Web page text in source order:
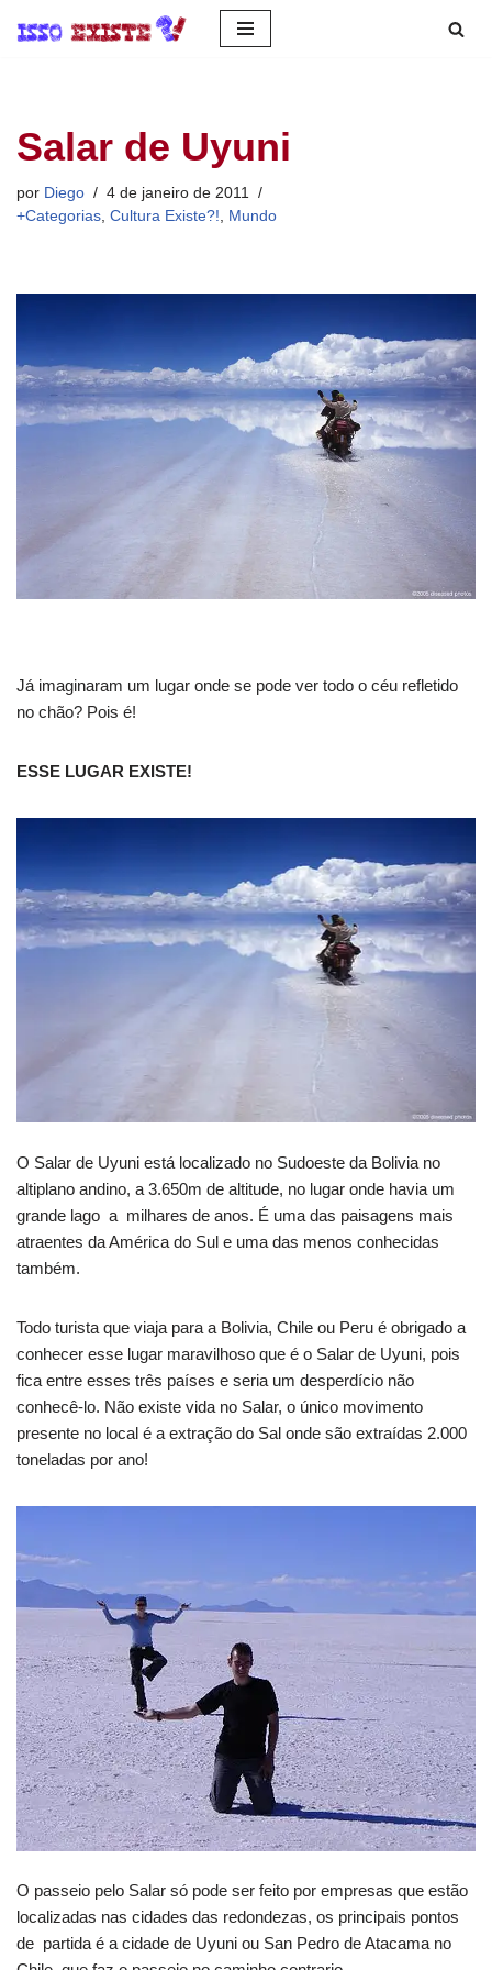
conteúdo
Salar de Uyuni
por Diego
4 de janeiro de 2011
+Categorias, Cultura Existe?!, Mundo
Já imaginaram um lugar onde se pode ver todo o céu refletido
no chão? Pois é!
ESSE LUGAR EXISTE!
O Salar de Uyuni está localizado no Sudoeste da Bolivia no
altiplano andino, a 3.650m de altitude, no lugar onde havia um
grande lago a milhares de anos. É uma das paisagens mais
atraentes da América do Sul e uma das menos conhecidas
também.
Todo turista que viaja para a Bolivia, Chile ou Peru é obrigado a
conhecer esse lugar maravilhoso que é o Salar de Uyuni, pois
fica entre esses três países e seria um desperdício não
conhecê-lo. Não existe vida no Salar, o único movimento
presente no local é a extração do Sal onde são extraídas 2.000
toneladas por ano!
O passeio pelo Salar só pode ser feito por empresas que estão
localizadas nas cidades das redondezas, os principais pontos
de partida é a cidade de Uyuni ou San Pedro de Atacama no